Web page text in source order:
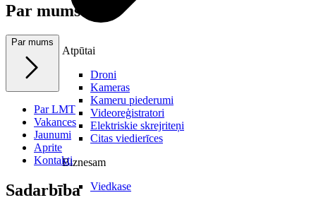
Atpūtai
Droni
Kameras
Kameru piederumi
Videoreģistratori
Elektriskie skrejriteņi
Citas viedierīces
Biznesam
Viedkase
Par mums
Par mums
Par LMT
Vakances
Jaunumi
Aprite
Kontakti
Sadarbība